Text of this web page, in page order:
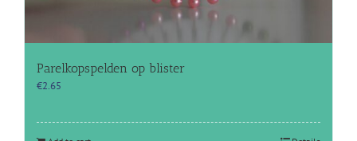
Parelkopspelden op blister
€2.65